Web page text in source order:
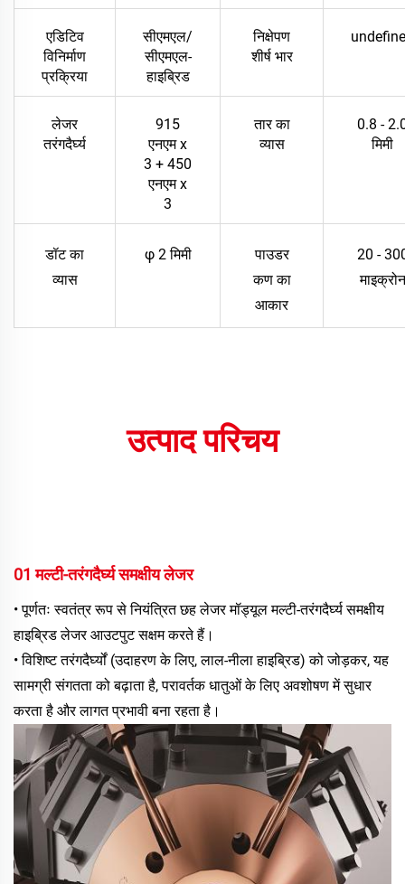
एडिटिव
विनिर्माण
प्रक्रिया
सीएमएल/
सीएमएल-
हाइब्रिड
निक्षेपण
शीर्ष भार
लेजर
तरंगदैर्घ्य
915
एनएम x
3 + 450
एनएम x
3
तार का
व्यास
0.8 -
मिमी
डॉट का
व्यास
φ 2 मिमी
पाउडर
कण का
आकार
20 -
माइक्रोन
उत्पाद परिचय
01 मल्टी-तरंगदैर्घ्य समक्षीय लेजर
• पूर्णतः स्वतंत्र रूप से नियंत्रित छह लेजर मॉड्यूल मल्टी-तरंगदैर्घ्य समक्षीय
हाइब्रिड लेजर आउटपुट सक्षम करते हैं।
• विशिष्ट तरंगदैर्घ्यों (उदाहरण के लिए, लाल-नीला हाइब्रिड) को जोड़कर, यह
सामग्री संगतता को बढ़ाता है, परावर्तक धातुओं के लिए अवशोषण में सुधार
करता है और लागत प्रभावी बना रहता है।